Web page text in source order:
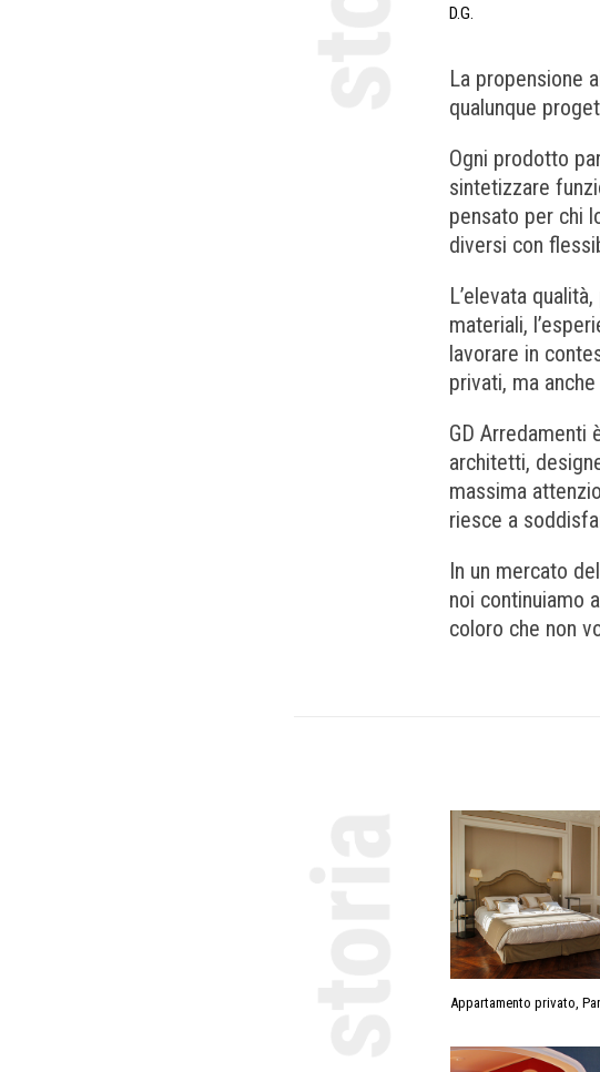
D.G.
La propensione
qualunque
Ogni prodotto
sintetizzare
pensato per chi
diversi con
L’elevata
materiali,
lavorare in
privati, ma
GD Arredamenti
architetti,
massima
riesce a
In un mercato
noi continuiamo
coloro che non
Appartamento privato,